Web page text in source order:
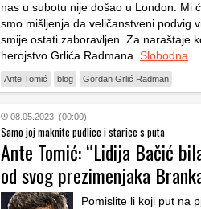
nas u subotu nije došao u London. Mi
smo mišljenja da veličanstveni podvig
smije ostati zaboravljen. Za naraštaje
herojstvo Grlića Radmana. Slobodna
Ante Tomić blog Gordan Grlić Radman
08.05.2023. (00:00)
Samo joj maknite pudlice i starice s puta
Ante Tomić: “Lidija Bačić
od svog prezimenjaka
Pomislite li koji put na